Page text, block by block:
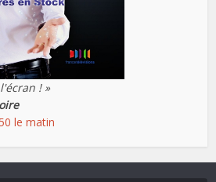
! »
le matin